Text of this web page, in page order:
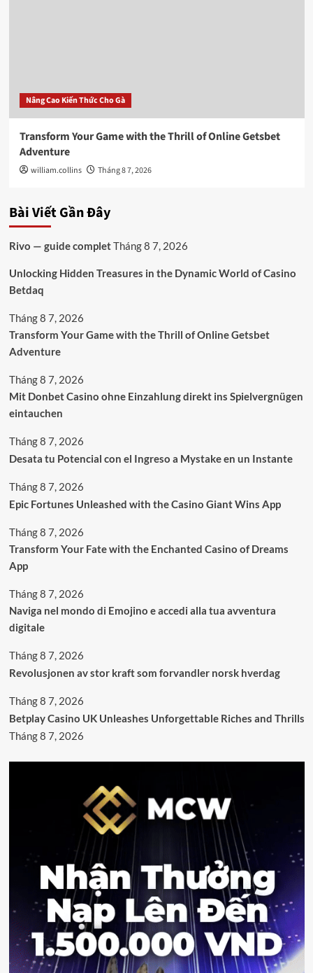
Nâng Cao Kiến Thức Cho Gà
Transform Your Game with the Thrill of Online Getsbet
Adventure
william.collins Tháng 8 7, 2026
Bài Viết Gần Đây
Rivo — guide completTháng 8 7, 2026
Unlocking Hidden Treasures in the Dynamic World of Casino
Betdaq
Tháng 8 7, 2026
Transform Your Game with the Thrill of Online Getsbet
Adventure
Tháng 8 7, 2026
Mit Donbet Casino ohne Einzahlung direkt ins Spielvergnügen
eintauchen
Tháng 8 7, 2026
Desata tu Potencial con el Ingreso a Mystake en un Instante
Tháng 8 7, 2026
Epic Fortunes Unleashed with the Casino Giant Wins App
Tháng 8 7, 2026
Transform Your Fate with the Enchanted Casino of Dreams
App
Tháng 8 7, 2026
Naviga nel mondo di Emojino e accedi alla tua avventura
digitale
Tháng 8 7, 2026
Revolusjonen av stor kraft som forvandler norsk hverdag
Tháng 8 7, 2026
Betplay Casino UK Unleashes Unforgettable Riches and Thrills
Tháng 8 7, 2026